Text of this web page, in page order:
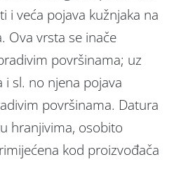
i veća pojava kužnjaka na
Ova vrsta se inače
površinama; uz
sl. no njena pojava
površinama. Datura
hranjivima, osobito
kod proizvođača